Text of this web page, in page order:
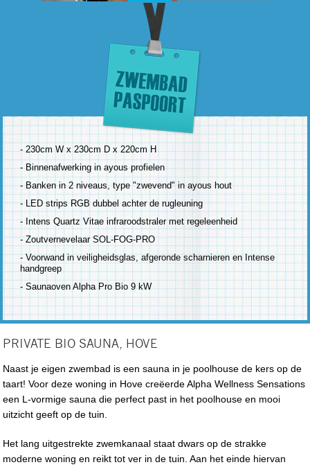
- 230cm W x 230cm D x 220cm H
- Binnenafwerking in ayous profielen
- Banken in 2 niveaus, type "zwevend" in ayous hout
- LED strips RGB dubbel achter de rugleuning
- Intens Quartz Vitae infraroodstraler met regeleenheid
- Zoutvernevelaar SOL-FOG-PRO
- Voorwand in veiligheidsglas, afgeronde scharnieren en Intense
handgreep
- Saunaoven Alpha Pro Bio 9 kW
PRIVATE BIO SAUNA, HOVE
Naast je eigen zwembad is een sauna in je poolhouse de kers op de
taart! Voor deze woning in Hove creëerde Alpha Wellness Sensations
een L-vormige sauna die perfect past in het poolhouse en mooi
uitzicht geeft op de tuin.
Het lang uitgestrekte zwemkanaal staat dwars op de strakke
moderne woning en reikt tot ver in de tuin. Aan het einde hiervan